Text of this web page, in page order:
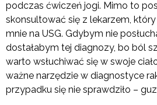
podczas ćwiczeń jogi. Mimo to
skonsultować się z lekarzem,
mnie na USG. Gdybym nie
dostałabym tej diagnozy, bo ból
warto wsłuchiwać się w swoje
ważne narzędzie w diagnostyce
przypadku się nie sprawdziło –